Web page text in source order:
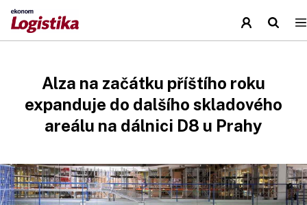
Alza na začátku příštího roku
expanduje do dalšího skladového
areálu na dálnici D8 u Prahy